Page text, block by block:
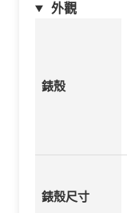
外觀
錶殼
錶殼尺寸